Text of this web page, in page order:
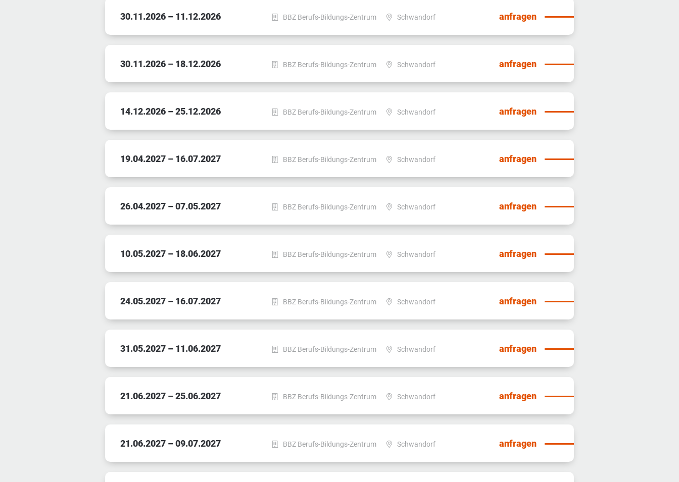
30.11.2026 – 11.12.2026 BBZ Berufs-Bildungs-Zentrum Schwandorf anfragen
30.11.2026 – 18.12.2026 BBZ Berufs-Bildungs-Zentrum Schwandorf anfragen
14.12.2026 – 25.12.2026 BBZ Berufs-Bildungs-Zentrum Schwandorf anfragen
19.04.2027 – 16.07.2027 BBZ Berufs-Bildungs-Zentrum Schwandorf anfragen
26.04.2027 – 07.05.2027 BBZ Berufs-Bildungs-Zentrum Schwandorf anfragen
10.05.2027 – 18.06.2027 BBZ Berufs-Bildungs-Zentrum Schwandorf anfragen
24.05.2027 – 16.07.2027 BBZ Berufs-Bildungs-Zentrum Schwandorf anfragen
31.05.2027 – 11.06.2027 BBZ Berufs-Bildungs-Zentrum Schwandorf anfragen
21.06.2027 – 25.06.2027 BBZ Berufs-Bildungs-Zentrum Schwandorf anfragen
21.06.2027 – 09.07.2027 BBZ Berufs-Bildungs-Zentrum Schwandorf anfragen